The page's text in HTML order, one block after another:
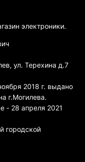
электроники.
ул. Терехина д.7
2018 г. выдано
г.Могилева.
- 28 апреля 2021
городской